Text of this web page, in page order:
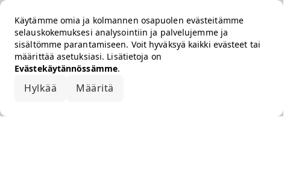
Käytämme omia ja kolmannen osapuolen evästeitämme
selauskokemuksesi analysointiin ja palvelujemme ja
sisältömme parantamiseen. Voit hyväksyä kaikki evästeet tai
määrittää asetuksiasi. Lisätietoja on
Evästekäytännössämme.
Hylkää Määritä